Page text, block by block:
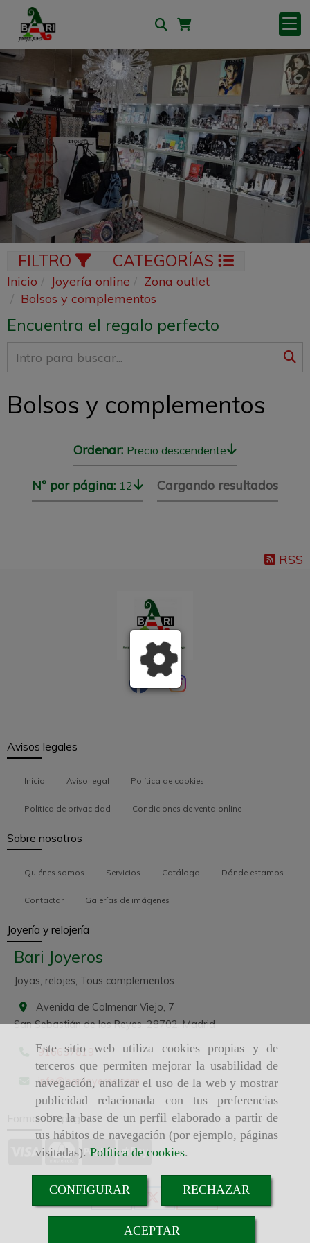
Este sitio web utiliza cookies propias y de
terceros que permiten mejorar la usabilidad de
navegación, analizar el uso de la web y mostrar
publicidad relacionada con tus preferencias
sobre la base de un perfil elaborado a partir de
tus hábitos de navegación (por ejemplo, páginas
visitadas). Política de cookies.
CONFIGURAR RECHAZAR
ACEPTAR
Anterior
FILTRO CATEGORÍAS
Inicio Joyería online
Zona outlet
Bolsos y complementos
Encuentra el regalo perfecto
Bolsos y complementos
Ordenar: Precio descendente
Nº por página: 12 Cargando resultados
RSS
Avisos legales
Inicio Aviso legal Política de cookies
Política de privacidad Condiciones de venta online
Sobre nosotros
Quiénes somos Servicios Catálogo Dónde estamos
Contactar Galerías de imágenes
Joyería y relojería
Bari Joyeros
Joyas, relojes, Tous complementos
Avenida de Colmenar Viejo, 7
San Sebastián de los Reyes,28702,Madrid
916637819
info barijoyeros.com
Formas de pago